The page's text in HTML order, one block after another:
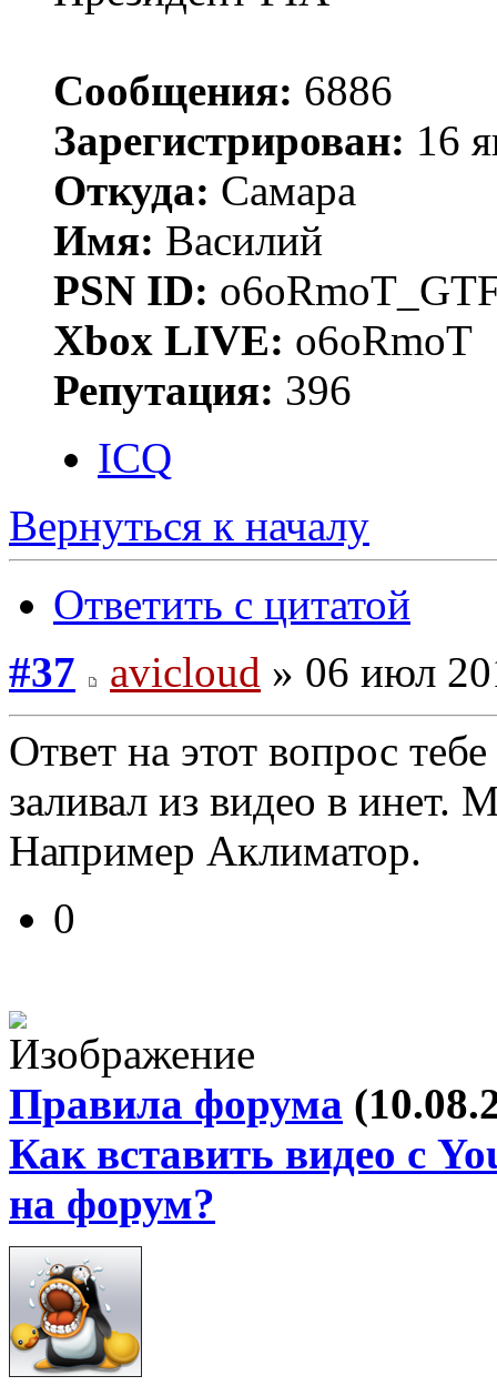
Сообщения: 6886
Зарегистрирован: 16
Откуда: Самара
Имя: Василий
PSN ID:
Xbox LIVE: o6oRmoT
Репутация: 396
ICQ
Вернуться к началу
Ответить с цитатой
#37
avicloud » 06 июл
Ответ на этот вопрос
заливал из видео в инет.
Например Аклиматор.
0
Правила форума
Как вставить видео с
на форум?